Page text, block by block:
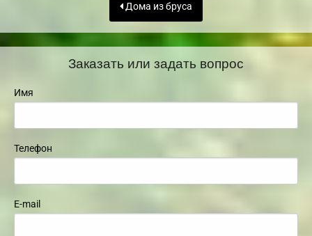
Дома из бруса
Заказать или задать вопрос
Имя
Телефон
E-mail